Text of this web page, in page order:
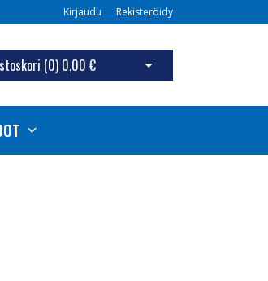
Kirjaudu Rekisteröidy
(0) 0,00 € Avaa ostoskori